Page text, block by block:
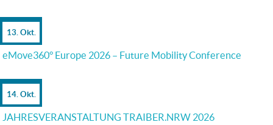
13. Okt.
eMove360° Europe 2026 – Future Mobility Conference
14. Okt.
JAHRESVERANSTALTUNG TRAIBER.NRW 2026